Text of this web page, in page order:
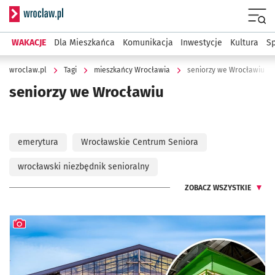
Serwis informacyjny wroclaw.pl
WAKACJE Dla Mieszkańca Komunikacja Inwestycje Kultura
wroclaw.pl Tagi mieszkańcy Wrocławia seniorzy we Wrocławiu
seniorzy we Wrocławiu
emerytura Wrocławskie Centrum Seniora
wrocławski niezbędnik senioralny
ZOBACZ WSZYSTKIE